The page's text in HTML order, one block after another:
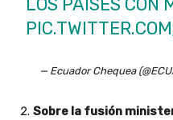
— Ecuador Chequea
Sobre la fusión